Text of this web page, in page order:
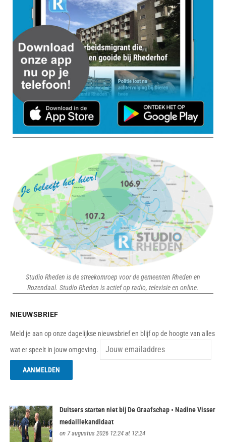
Studio Rheden is de streekomroep voor de gemeenten Rheden en
Rozendaal. Studio Rheden is actief op radio, televisie en online.
NIEUWSBRIEF
Meld je aan op onze dagelijkse nieuwsbrief en blijf op de hoogte van alles
wat er speelt in jouw omgeving.
Duitsers starten niet bij De Graafschap • Nadine Visser
medaillekandidaat
on 7 augustus 2026 12:24 at 12:24